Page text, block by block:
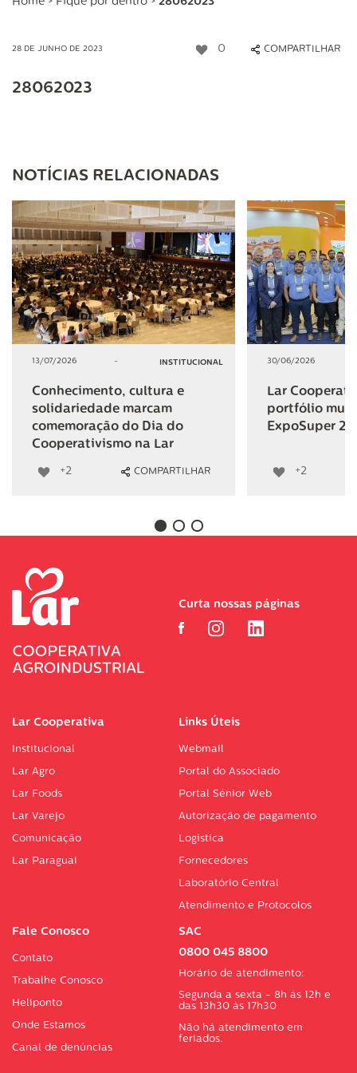
28 DE JUNHO DE 2023 0 COMPARTILHAR
28062023
NOTÍCIAS RELACIONADAS
13/07/2026 - INSTITUCIONAL
Conhecimento, cultura e
solidariedade marcam
comemoração do Dia do
Cooperativismo na Lar
+2 COMPARTILHAR
30/06/2026
Lar
portfólio
ExpoSuper
+2
Lar Cooperativa
Institucional
Lar Agro
Lar Foods
Lar Varejo
Comunicação
Lar Paraguai
Links Úteis
Webmail
Portal do Associado
Portal Sénior Web
Autorização de pagamento
Logística
Fornecedores
Laboratório Central
Atendimento e Protocolos
Fale Conosco
Contato
Trabalhe Conosco
Heliponto
Onde Estamos
Canal de denúncias
SAC
0800 045 8800
Horário de atendimento:
Segunda a sexta - 8h às 12h e
das 13h30 às 17h30
Não há atendimento em
feriados.
Curta nossas páginas